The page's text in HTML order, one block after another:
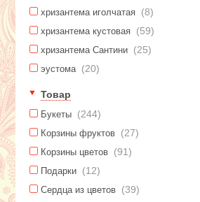
хризантема иголчатая (8)
хризантема кустовая (59)
хризантема Сантини (25)
эустома (20)
Товар
Букеты (244)
Корзины фруктов (27)
Корзины цветов (91)
Подарки (12)
Сердца из цветов (39)